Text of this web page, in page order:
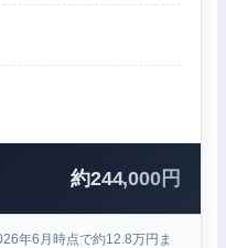
約244,000円
年6月時点で約12.8万円ま